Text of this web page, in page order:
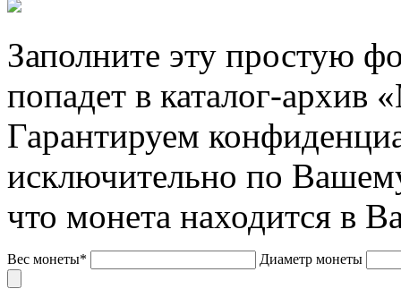
Заполните эту простую
попадет в каталог-архив
Гарантируем
исключительно по
что монета находится в
Вес монеты* Диаметр монеты